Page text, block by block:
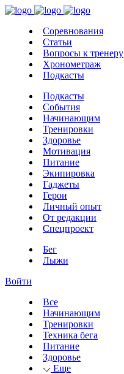
Соревнования
Статьи
Вопросы к тренеру
Хронометраж
Подкасты
Подкасты
События
Начинающим
Тренировки
Здоровье
Мотивация
Питание
Экипировка
Гаджеты
Герои
Личный опыт
От редакции
Спецпроект
Бег
Лыжи
Войти
Все
Начинающим
Тренировки
Техника бега
Питание
Здоровье
Еще